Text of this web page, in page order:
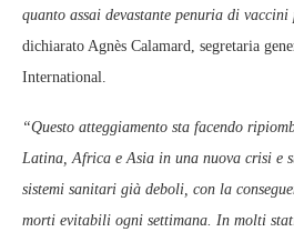
quanto assai devastante penuria di
dichiarato Agnès Calamard, segretaria
International.
“Questo atteggiamento sta facendo
Latina, Africa e Asia in una nuova crisi e
sistemi sanitari già deboli, con la
morti evitabili ogni settimana. In molti